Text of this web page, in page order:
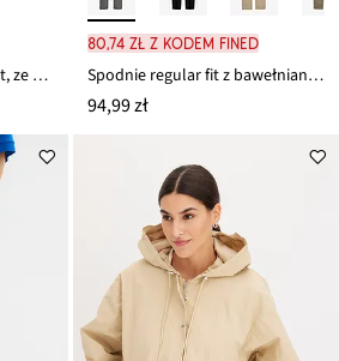
Jeansy dzwony, high waist, ze stretchem
80,74 zł z kodem FINED
Spodnie regular fit z bawełnianego diagonalu, straight
94,99 zł